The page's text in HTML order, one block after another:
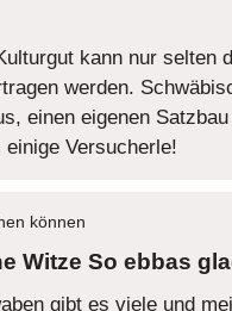
kann nur selten
werden.
einen eigenen
Versucherle!
können
So ebbas
gibt es viele und